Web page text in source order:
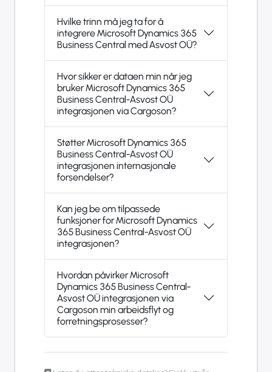
Hvilke trinn må jeg ta for å
integrere Microsoft Dynamics 365
Business Central med Asvost OÜ?
Hvor sikker er dataen min når jeg
bruker Microsoft Dynamics 365
Business Central-Asvost OÜ
integrasjonen via Cargoson?
Støtter Microsoft Dynamics 365
Business Central-Asvost OÜ
integrasjonen internasjonale
forsendelser?
Kan jeg be om tilpassede
funksjoner for Microsoft Dynamics
365 Business Central-Asvost OÜ
integrasjonen?
Hvordan påvirker Microsoft
Dynamics 365 Business Central-
Asvost OÜ integrasjonen via
Cargoson min arbeidsflyt og
forretningsprosesser?